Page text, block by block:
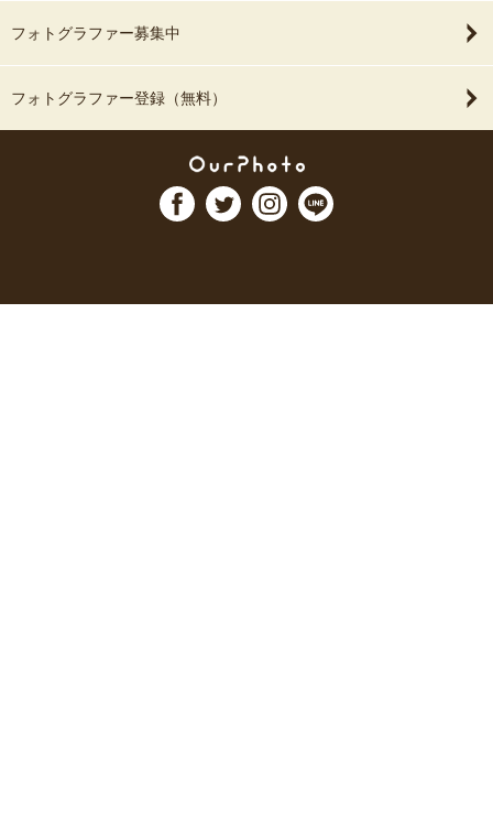
フォトグラファー募集中
フォトグラファー登録（無料）